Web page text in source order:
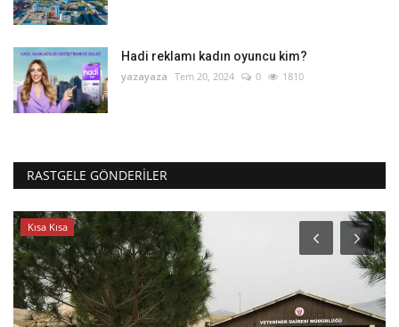
Hadi reklamı kadın oyuncu kim?
yazayaza Tem 20, 2024 0 1810
RASTGELE GÖNDERILER
Kısa Kısa